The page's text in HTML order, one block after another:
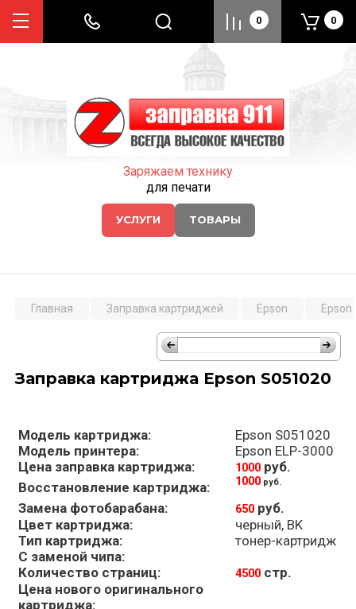
Заряжаем технику
для печати
УСЛУГИ ТОВАРЫ
0 0
Главная Заправка картриджей Epson
Заправка картриджа Epson S051020
Модель картриджа:
Epson S051020
Модель принтера:
Epson ELP-3000
Цена заправка картриджа:
1000руб.
Восстановление картриджа:
1000руб.
Замена фотобарабана: 650руб.
Цвет картриджа:
черный, BK
Тип картриджа:
тонер-картридж
С заменой чипа:
Количество страниц:
4500стр.
Цена нового оригинального
картриджа: